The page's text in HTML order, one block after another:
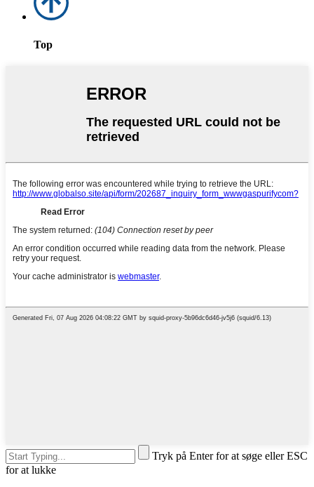
Top
Tryk på Enter for at søge eller ESC
for at lukke